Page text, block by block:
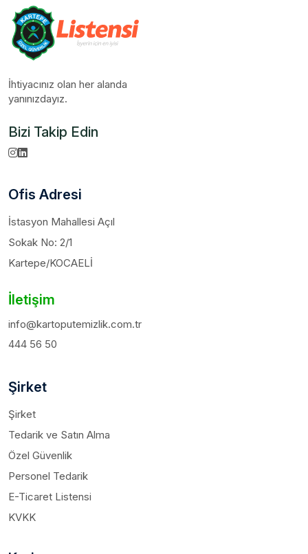
İhtiyacınız olan her alanda
yanınızdayız.
Bizi Takip Edin
Ofis Adresi
İstasyon Mahallesi Açıl
Sokak No: 2/1
Kartepe/KOCAELİ
İletişim
info@kartoputemizlik.com.tr
444 56 50
Şirket
Şirket
Tedarik ve Satın Alma
Özel Güvenlik
Personel Tedarik
E-Ticaret Listensi
KVKK